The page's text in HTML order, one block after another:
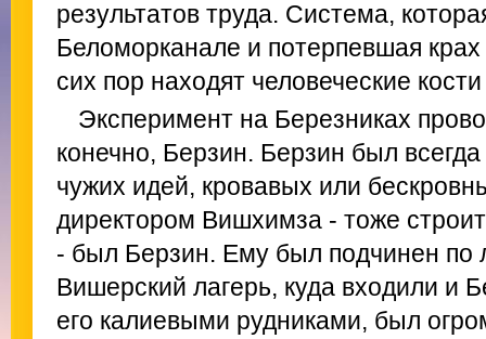
результатов труда. Система,
Беломорканале и потерпевшая
сих пор находят человеческие
Эксперимент на Березниках
конечно, Берзин. Берзин был
чужих идей, кровавых или
директором Вишхимза - тоже
- был Берзин. Ему был подчинен по
Вишерский лагерь, куда входили и
его калиевыми рудниками, был